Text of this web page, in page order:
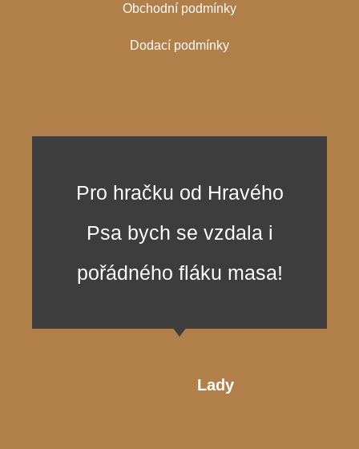
Obchodní podmínky
Dodací podmínky
Pro hračku od Hravého
Psa bych se vzdala i
pořádného fláku masa!
Lady